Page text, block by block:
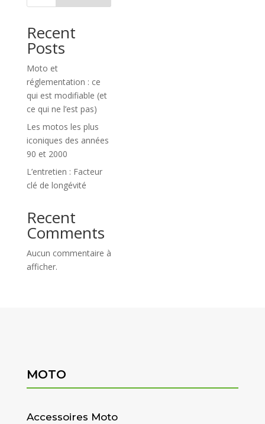
Recent
Posts
Moto et
réglementation : ce
qui est modifiable (et
ce qui ne l’est pas)
Les motos les plus
iconiques des années
90 et 2000
L’entretien : Facteur
clé de longévité
Recent
Comments
Aucun commentaire à
afficher.
MOTO
Accessoires Moto